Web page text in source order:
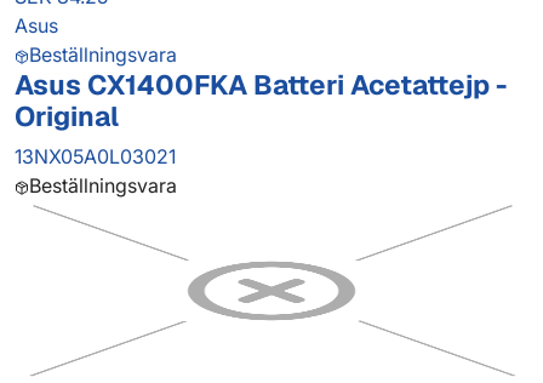
Asus
Beställningsvara
Asus CX1400FKA Batteri Acetattejp -
Original
13NX05A0L03021
Beställningsvara